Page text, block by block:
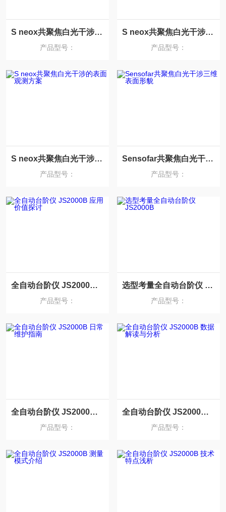
S neox共聚焦白光干涉工业中的表面品控助手
产品型号：
S neox共聚焦白光干涉为研发提供三维数据
产品型号：
S neox共聚焦白光干涉的表面观测方案
产品型号：
Sensofar共聚焦白光干涉三维表面形貌
产品型号：
全自动台阶仪 JS2000B 应用价值探讨
产品型号：
选型考量全自动台阶仪 JS2000B
产品型号：
全自动台阶仪 JS2000B 日常维护指南
产品型号：
全自动台阶仪 JS2000B 数据解读与分析
产品型号：